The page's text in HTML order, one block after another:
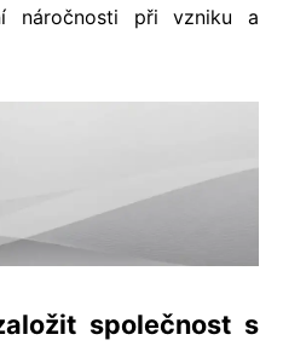
náročnosti při vzniku a
společnost s